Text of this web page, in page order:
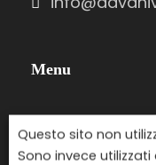
Menu
Destinazioni
Ricerca viaggi
Questo sito non
Sono invece